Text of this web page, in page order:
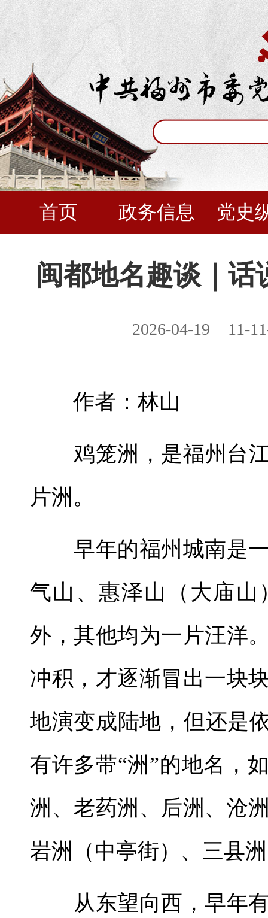
首页 政务信息 党史
闽都地名趣谈｜话
2026-04-19 11-
作者：林山
鸡笼洲，是福州台
片洲。
早年的福州城南是一
气山、惠泽山（大庙
外，其他均为一片汪洋
冲积，才逐渐冒出一块
地演变成陆地，但还是
有许多带“洲”的地名，
洲、老药洲、后洲、沧
岩洲（中亭街）、三县
从东望向西，早年有